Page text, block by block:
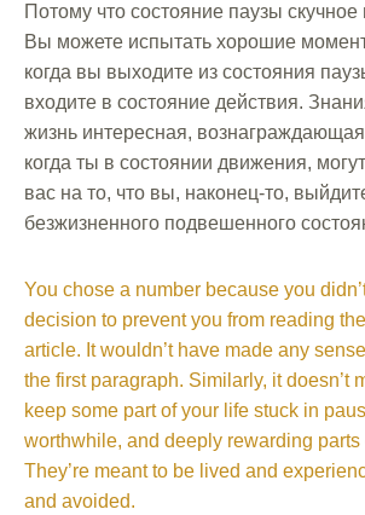
Потому что состояние паузы
Вы можете испытать хорошие
когда вы выходите из состояния
входите в состояние действия.
жизнь интересная,
когда ты в состоянии движения,
вас на то, что вы, наконец-то,
безжизненного подвешенного
You chose a number because you
decision to prevent you from reading
article. It wouldn’t have made any
the first paragraph. Similarly, it doesn’t
keep some part of your life stuck in
worthwhile, and deeply rewarding parts
They’re meant to be lived and
and avoided.